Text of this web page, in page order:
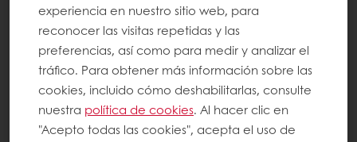
experiencia en nuestro sitio web, para
reconocer las visitas repetidas y las
preferencias, así como para medir y analizar el
tráfico. Para obtener más información sobre las
cookies, incluido cómo deshabilitarlas, consulte
nuestra política de cookies. Al hacer clic en
"Acepto todas las cookies", acepta el uso de